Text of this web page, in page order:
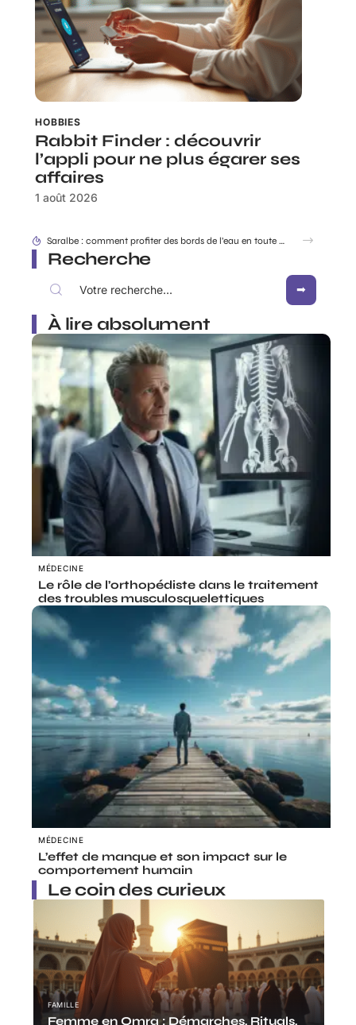
HOBBIES
Rabbit Finder : découvrir
l’appli pour ne plus égarer ses
affaires
1 août 2026
Dracaufeu carte Rare ou ultra rare : quelles différences pour les collectionneurs ?
Recherche
À lire absolument
MÉDECINE
Le rôle de l’orthopédiste dans le traitement
des troubles musculosquelettiques
MÉDECINE
L’effet de manque et son impact sur le
comportement humain
Le coin des curieux
FAMILLE
Femme en Omra : Démarches, Rituals,